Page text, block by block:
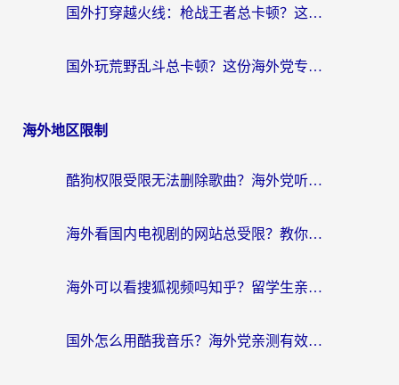
国外打穿越火线：枪战王者总卡顿？这篇加速器推荐下载指南帮你解决延迟难题
国外玩荒野乱斗总卡顿？这份海外党专属的国服游戏加速攻略请收好
海外地区限制
酷狗权限受限无法删除歌曲？海外党听国内音乐的终极解决方案来了
海外看国内电视剧的网站总受限？教你选对回国加速器，轻松追热剧
海外可以看搜狐视频吗知乎？留学生亲测有效的回国加速器选择指南
国外怎么用酷我音乐？海外党亲测有效的回国加速方案，附千千音乐中文歌收听指南